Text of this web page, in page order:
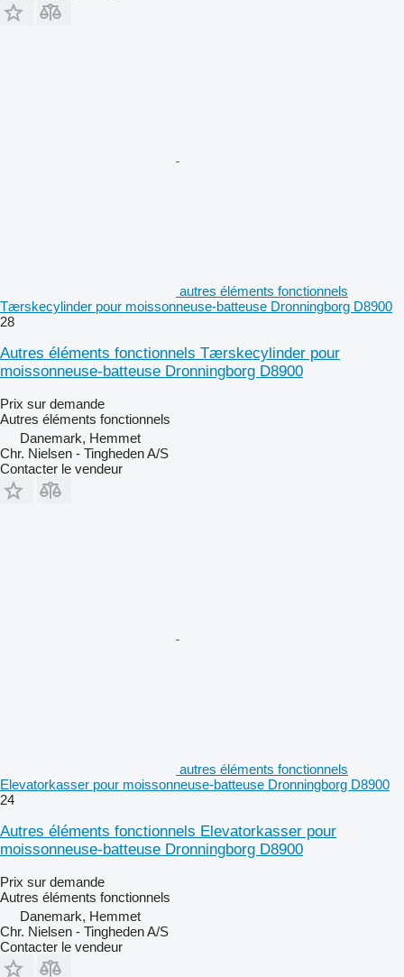
autres éléments fonctionnels
Tærskecylinder pour moissonneuse-batteuse Dronningborg D8900
28
Autres éléments fonctionnels Tærskecylinder pour
moissonneuse-batteuse Dronningborg D8900
Prix sur demande
Autres éléments fonctionnels
Danemark, Hemmet
Chr. Nielsen - Tingheden A/S
Contacter le vendeur
autres éléments fonctionnels
Elevatorkasser pour moissonneuse-batteuse Dronningborg D8900
24
Autres éléments fonctionnels Elevatorkasser pour
moissonneuse-batteuse Dronningborg D8900
Prix sur demande
Autres éléments fonctionnels
Danemark, Hemmet
Chr. Nielsen - Tingheden A/S
Contacter le vendeur